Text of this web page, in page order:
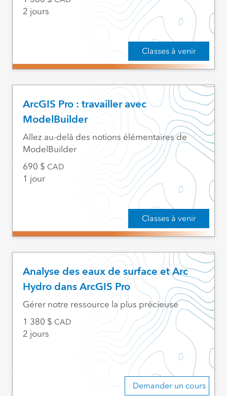
Classes à venir
2 jours
ArcGIS Pro : travailler avec
ModelBuilder
Classes à venir
Allez au-delà des notions élémentaires de
ModelBuilder
690
CAD
1 jour
Analyse des eaux de surface et Arc
Hydro dans ArcGIS Pro
Demander un cours
Gérer notre ressource la plus précieuse
1 380
CAD
2 jours